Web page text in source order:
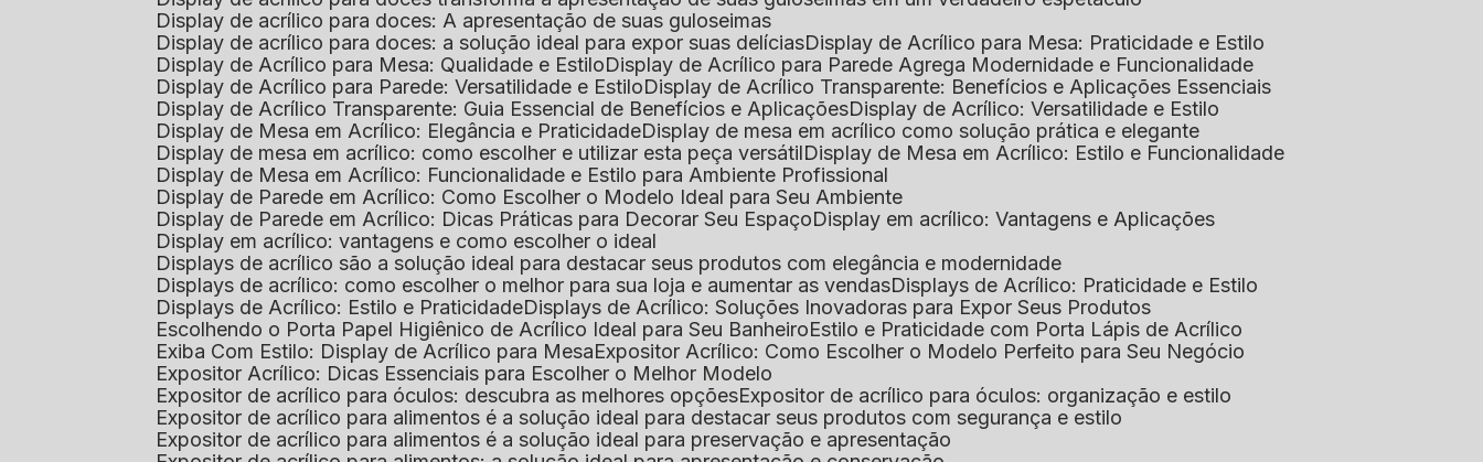
Display de acrílico para doces: A apresentação de suas guloseimas
Display de acrílico para doces: a solução ideal para expor suas delícias
Display de Acrílico para Mesa: Praticidade e Estilo
Display de Acrílico para Mesa: Qualidade e Estilo
Display de Acrílico para Parede Agrega Modernidade e Funcionalidade
Display de Acrílico para Parede: Versatilidade e Estilo
Display de Acrílico Transparente: Benefícios e Aplicações Essenciais
Display de Acrílico Transparente: Guia Essencial de Benefícios e Aplicações
Display de Acrílico: Versatilidade e Estilo
Display de Mesa em Acrílico: Elegância e Praticidade
Display de mesa em acrílico como solução prática e elegante
Display de mesa em acrílico: como escolher e utilizar esta peça versátil
Display de Mesa em Acrílico: Estilo e Funcionalidade
Display de Mesa em Acrílico: Funcionalidade e Estilo para Ambiente Profissional
Display de Parede em Acrílico: Como Escolher o Modelo Ideal para Seu Ambiente
Display de Parede em Acrílico: Dicas Práticas para Decorar Seu Espaço
Display em acrílico: Vantagens e Aplicações
Display em acrílico: vantagens e como escolher o ideal
Displays de acrílico são a solução ideal para destacar seus produtos com elegância e modernidade
Displays de acrílico: como escolher o melhor para sua loja e aumentar as vendas
Displays de Acrílico: Praticidade e Estilo
Displays de Acrílico: Estilo e Praticidade
Displays de Acrílico: Soluções Inovadoras para Expor Seus Produtos
Escolhendo o Porta Papel Higiênico de Acrílico Ideal para Seu Banheiro
Estilo e Praticidade com Porta Lápis de Acrílico
Exiba Com Estilo: Display de Acrílico para Mesa Expositor Acrílico: Como Escolher o Modelo Perfeito para Seu Negócio
Expositor Acrílico: Dicas Essenciais para Escolher o Melhor Modelo
Expositor de acrílico para óculos: descubra as melhores opções Expositor de acrílico para óculos: organização e estilo
Expositor de acrílico para alimentos é a solução ideal para destacar seus produtos com segurança e estilo
Expositor de acrílico para alimentos é a solução ideal para preservação e apresentação